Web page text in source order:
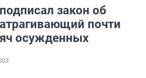
закон об
почти
осужденных